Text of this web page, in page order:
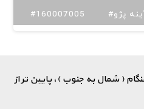
پژو #160007005
( شمال به جنوب )، پایین تر از